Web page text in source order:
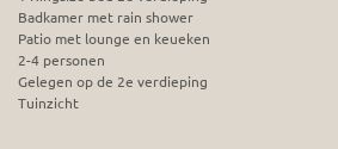
Badkamer met rain shower
Patio met lounge en keueken
2-4 personen
Gelegen op de 2e verdieping
Tuinzicht